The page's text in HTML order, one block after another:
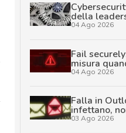
della
04 Ago 2026
Fail
misura
04 Ago 2026
Falla in
infettano,
03 Ago 2026